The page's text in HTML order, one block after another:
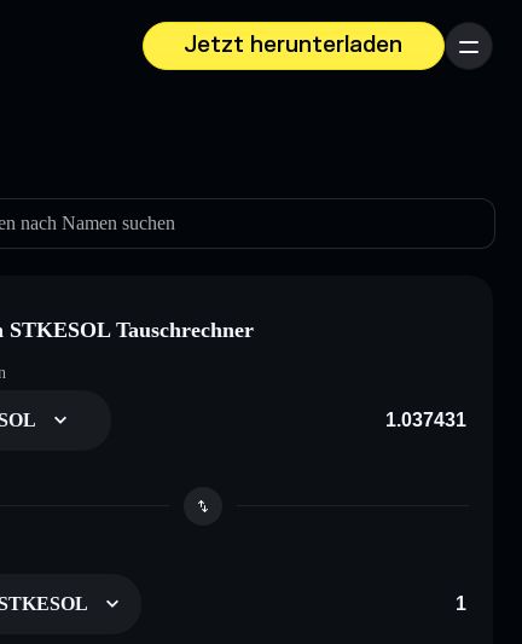
Jetzt herunterladen
Menü
nach Namen suchen
STKESOL Tauschrechner